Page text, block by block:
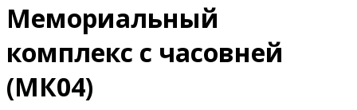
Мемориальный
комплекс с часовней
(МК04)